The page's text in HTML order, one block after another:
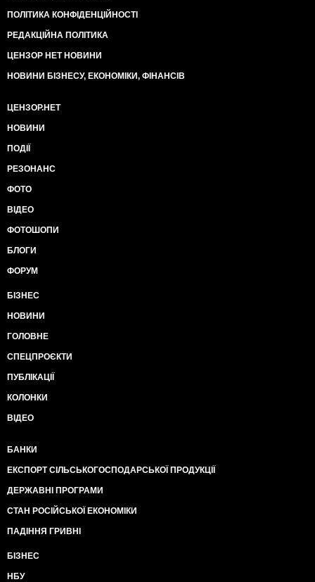
ПОЛІТИКА КОНФІДЕНЦІЙНОСТІ
РЕДАКЦІЙНА ПОЛІТИКА
ЦЕНЗОР НЕТ НОВИНИ
НОВИНИ БІЗНЕСУ, ЕКОНОМІКИ, ФІНАНСІВ
ЦЕНЗОР.НЕТ
НОВИНИ
ПОДІЇ
РЕЗОНАНС
ФОТО
ВІДЕО
ФОТОШОПИ
БЛОГИ
ФОРУМ
БІЗНЕС
НОВИНИ
ГОЛОВНЕ
СПЕЦПРОЄКТИ
ПУБЛІКАЦІЇ
КОЛОНКИ
ВІДЕО
БАНКИ
ЕКСПОРТ СІЛЬСЬКОГОСПОДАРСЬКОЇ ПРОДУКЦІЇ
ДЕРЖАВНІ ПРОГРАМИ
СТАН РОСІЙСЬКОЇ ЕКОНОМІКИ
ПАДІННЯ ГРИВНІ
БІЗНЕС
НБУ